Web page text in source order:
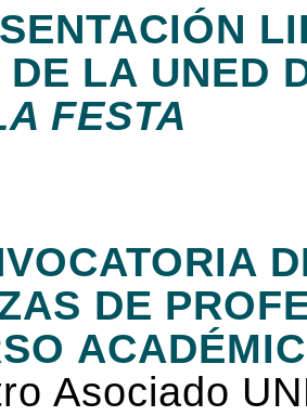
DE LA UNED
FESTA
DE
Asociado